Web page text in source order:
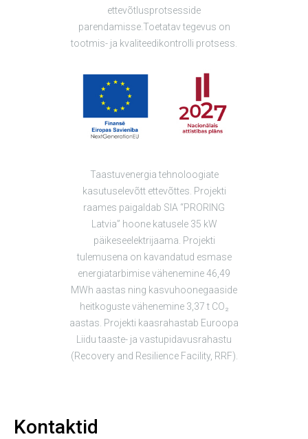
ettevõtlusprotsesside
parendamisse.Toetatav tegevus on
tootmis- ja kvaliteedikontrolli protsess.
Taastuvenergia tehnoloogiate
kasutuselevõtt ettevõttes. Projekti
raames paigaldab SIA “PRORING
Latvia” hoone katusele 35 kW
päikeseelektrijaama. Projekti
tulemusena on kavandatud esmase
energiatarbimise vähenemine 46,49
MWh aastas ning kasvuhoonegaaside
heitkoguste vähenemine 3,37 t CO₂
aastas. Projekti kaasrahastab Euroopa
Liidu taaste- ja vastupidavusrahastu
(Recovery and Resilience Facility, RRF).
Kontaktid